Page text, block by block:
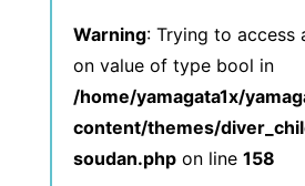
Warning: Trying to access
on value of type bool in
/home/yamagata1x/
content/themes/
soudan.php on line158